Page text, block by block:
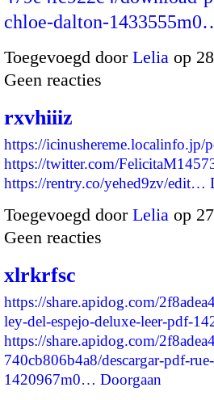
chloe-dalton-
Toegevoegd door Lelia op
Geen reacties
rxvhiiiz
https://icinushereme.localinfo.jp/
https://twitter.com/
https://rentry.co/yehed9zv/edit…
Toegevoegd door Lelia op
Geen reacties
xlrkrfsc
https://share.apidog.com/
ley-del-espejo-deluxe-leer-pdf-
https://share.apidog.com/
740cb806b4a8/descargar-pdf-
1420967m0… Doorgaan